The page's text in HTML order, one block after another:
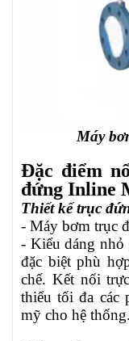
Máy
Đặc điểm
đứng Inline
Thiết kế trục
- Máy bơm trục
- Kiểu dáng nhỏ
đặc biệt phù
chế. Kết nối
thiểu tối đa các
mỹ cho hệ thống.